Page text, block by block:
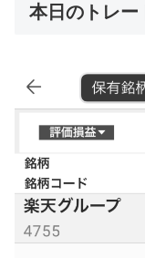
本日のトレー